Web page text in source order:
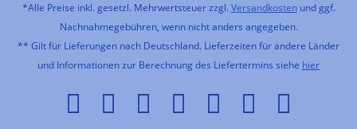
*Alle Preise inkl. gesetzl. Mehrwertsteuer zzgl. Versandkostenund ggf.
Nachnahmegebühren, wenn nicht anders angegeben.
** Gilt für Lieferungen nach Deutschland. Lieferzeiten für andere Länder
und Informationen zur Berechnung des Liefertermins siehe hier